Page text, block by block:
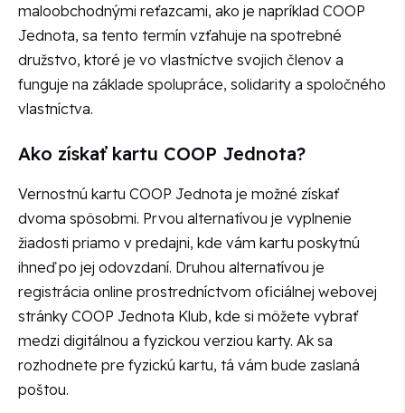
maloobchodnými reťazcami, ako je napríklad COOP
Jednota, sa tento termín vzťahuje na spotrebné
družstvo, ktoré je vo vlastníctve svojich členov a
funguje na základe spolupráce, solidarity a spoločného
vlastníctva.
Ako získať kartu COOP Jednota?
Vernostnú kartu COOP Jednota je možné získať
dvoma spôsobmi. Prvou alternatívou je vyplnenie
žiadosti priamo v predajni, kde vám kartu poskytnú
ihneď po jej odovzdaní. Druhou alternatívou je
registrácia online prostredníctvom oficiálnej webovej
stránky COOP Jednota Klub, kde si môžete vybrať
medzi digitálnou a fyzickou verziou karty. Ak sa
rozhodnete pre fyzickú kartu, tá vám bude zaslaná
poštou.